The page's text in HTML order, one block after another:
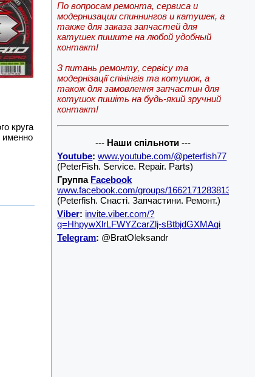
круга
именно
По вопросам ремонта, сервиса и
модернизации спиннингов и катушек, а
также для заказа запчастей для
катушек пишите на любой удобный
контакт!
З питань ремонту, сервісу та
модернізації спінінгів та котушок, а
також для замовлення запчастин для
котушок пишіть на будь-який зручний
контакт!
--- Наши спільноти ---
Youtube: www.youtube.com/@peterfish77
(PeterFish. Service. Repair. Parts)
Группа Facebook
www.facebook.com/groups/1662171283813001/
(Peterfish. Снасті. Запчастини. Ремонт.)
Viber: invite.viber.com/?
g=HhpywXlrLFWYZcarZlj-sBtbjdGXMAqi
Telegram: @BratOleksandr